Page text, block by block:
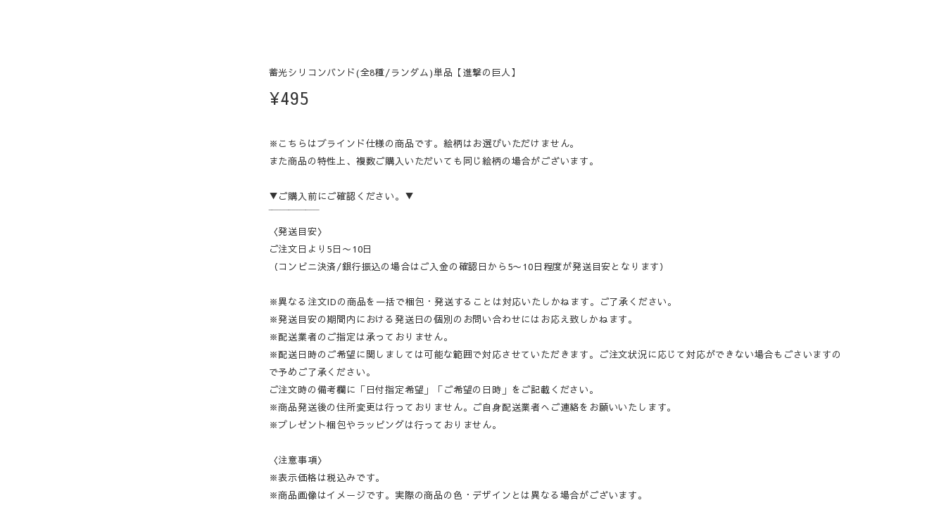
蓄光シリコンバンド(全8種/ランダム)単品【進撃の巨人】
¥495
※こちらはブラインド仕様の商品です。絵柄はお選びいただけません。
また商品の特性上、複数ご購入いただいても同じ絵柄の場合がございます。
▼ご購入前にご確認ください。▼
‾‾‾‾‾‾‾‾‾‾‾‾‾‾‾
〈発送目安〉
ご注文日より5日〜10日
（コンビニ決済/銀行振込の場合はご入金の確認日から5〜10日程度が発送目安となります）
※異なる注文IDの商品を一括で梱包・発送することは対応いたしかねます。ご了承ください。
※発送目安の期間内における発送日の個別のお問い合わせにはお応え致しかねます。
※配送業者のご指定は承っておりません。
※配送日時のご希望に関しましては可能な範囲で対応させていただきます。ご注文状況に応じて対応ができない場合もごさいますの
で予めご了承ください。
ご注文時の備考欄に「日付指定希望」「ご希望の日時」をご記載ください。
※商品発送後の住所変更は行っておりません。ご自身配送業者へご連絡をお願いいたします。
※プレゼント梱包やラッピングは行っておりません。
〈注意事項〉
※表示価格は税込みです。
※商品画像はイメージです。実際の商品の色・デザインとは異なる場合がございます。